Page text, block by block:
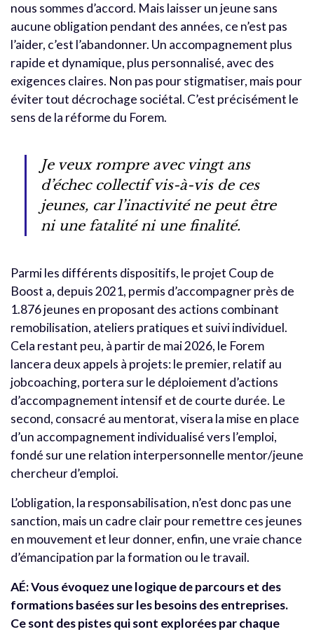
nous sommes d’accord. Mais laisser un jeune sans
aucune obligation pendant des années, ce n’est pas
l’aider, c’est l’abandonner. Un accompagnement plus
rapide et dynamique, plus personnalisé, avec des
exigences claires. Non pas pour stigmatiser, mais pour
éviter tout décrochage sociétal. C’est précisément le
sens de la réforme du Forem.
Je veux rompre avec vingt ans
d’échec collectif vis-à-vis de ces
jeunes, car l’inactivité ne peut être
ni une fatalité ni une finalité.
Parmi les différents dispositifs, le projet Coup de
Boost a, depuis 2021, permis d’accompagner près de
1.876 jeunes en proposant des actions combinant
remobilisation, ateliers pratiques et suivi individuel.
Cela restant peu, à partir de mai 2026, le Forem
lancera deux appels à projets: le premier, relatif au
jobcoaching, portera sur le déploiement d’actions
d’accompagnement intensif et de courte durée. Le
second, consacré au mentorat, visera la mise en place
d’un accompagnement individualisé vers l’emploi,
fondé sur une relation interpersonnelle mentor/jeune
chercheur d’emploi.
L’obligation, la responsabilisation, n’est donc pas une
sanction, mais un cadre clair pour remettre ces jeunes
en mouvement et leur donner, enfin, une vraie chance
d’émancipation par la formation ou le travail.
AÉ: Vous évoquez une logique de parcours et des
formations basées sur les besoins des entreprises.
Ce sont des pistes qui sont explorées par chaque